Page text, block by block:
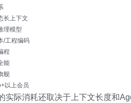
长上下文
理模型
/工程编码
程
能
舰
以上会员
实际消耗还取决于上下文长度和